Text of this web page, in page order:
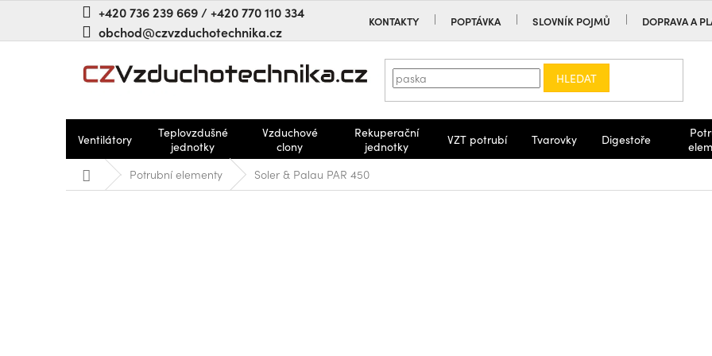
+420 736 239 669 / +420 770 110 334
obchod@czvzduchotechnika.cz
KONTAKTY POPTÁVKA SLOVNÍK POJMŮ DOPRAVA A
HLEDAT
Ventilátory
Teplovzdušné
jednotky
Vzduchové
clony
Rekuperační
jednotky
VZT potrubí Tvarovky Digestoře
Domů Potrubní elementy Soler & Palau PAR 450